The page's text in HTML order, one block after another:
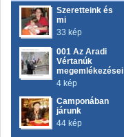
Szeretteink és
mi
33 kép
001 Az Aradi
Vértanúk
megemlékezései
4 kép
Camponában
járunk
44 kép